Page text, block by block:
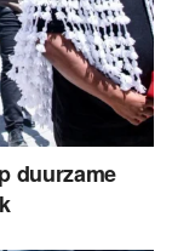
duurzame